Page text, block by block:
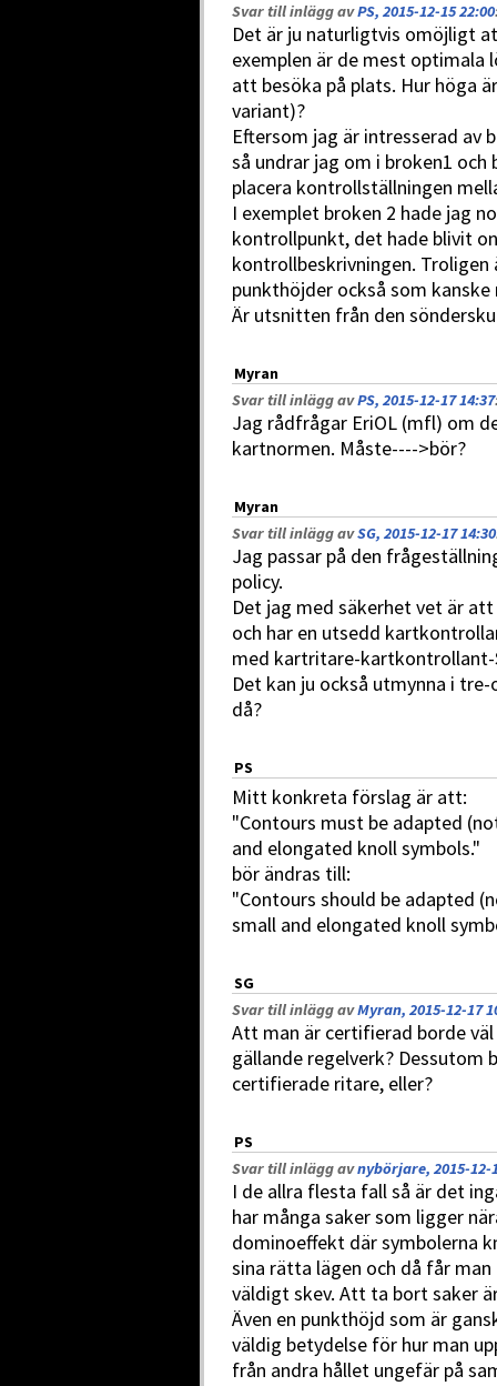
Svar till inlägg avPS, 2015-12-15 22:00
Det är ju naturligtvis omöjligt
exemplen är de mest optimala
att besöka på plats. Hur höga
variant)?
Eftersom jag är intresserad av
så undrar jag om i broken1
placera kontrollställningen
I exemplet broken 2 hade jag
kontrollpunkt, det hade blivit
kontrollbeskrivningen.
punkthöjder också som
Är utsnitten från den
Myran
Svar till inlägg avPS, 2015-12-17 14:37
Jag rådfrågar EriOL (mfl) om
kartnormen. Måste---->bör?
Myran
Svar till inlägg avSG, 2015-12-17 14:30
Jag passar på den
policy.
Det jag med säkerhet vet är
och har en utsedd
med kartritare-kartkontrollant-
Det kan ju också utmynna i
då?
PS
Mitt konkreta förslag är att:
"Contours must be adapted
and elongated knoll symbols."
bör ändras till:
"Contours should be adapted
small and elongated knoll
SG
Svar till inlägg avMyran, 2015-12-17
Att man är certifierad borde
gällande regelverk? Dessutom
certifierade ritare, eller?
PS
Svar till inlägg avnybörjare, 2015-12-
I de allra flesta fall så är det
har många saker som ligger
dominoeffekt där symbolerna
sina rätta lägen och då får
väldigt skev. Att ta bort saker
Även en punkthöjd som är
väldig betydelse för hur man
från andra hållet ungefär på